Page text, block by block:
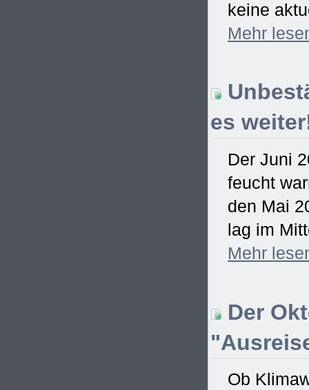
keine
Mehr
es
Der Juni
feucht
den Mai
lag im
Mehr
Der
Ob